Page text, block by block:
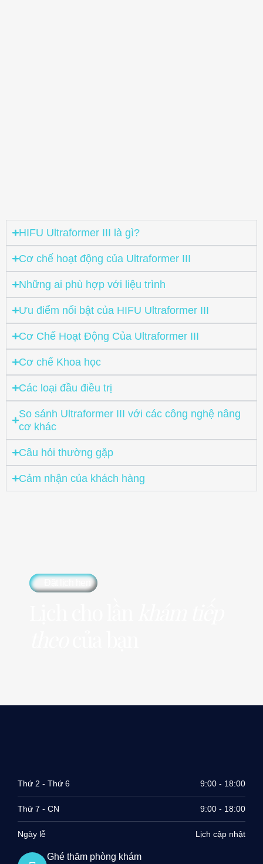
HIFU Ultraformer III là gì?
Cơ chế hoạt động của Ultraformer III
Những ai phù hợp với liệu trình
Ưu điểm nổi bật của HIFU Ultraformer III
Cơ Chế Hoạt Động Của Ultraformer III
Cơ chế Khoa học
Các loại đầu điều trị
So sánh Ultraformer III với các công nghệ nâng
cơ khác
Câu hỏi thường gặp
Cảm nhận của khách hàng
Thứ 2 - Thứ 6 9:00 - 18:00
Thứ 7 - CN 9:00 - 18:00
Ngày lễ Lịch cập nhật
Ghé thăm phòng khám